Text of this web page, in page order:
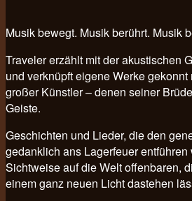
Musik bewegt. Musik berührt. Musik
Traveler erzählt mit der akustischen
und verknüpft eigene Werke
großer Künstler – denen seiner
Geiste.
Geschichten und Lieder, die den
gedanklich ans Lagerfeuer
Sichtweise auf die Welt offenbaren,
einem ganz neuen Licht dastehen